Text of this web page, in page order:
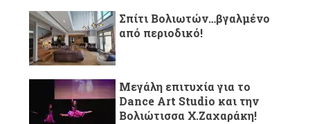
Σπίτι Βολιωτών…βγαλμένο
από περιοδικό!
Μεγάλη επιτυχία για το
Dance Art Studio και την
Βολιώτισσα Χ.Ζαχαράκη!